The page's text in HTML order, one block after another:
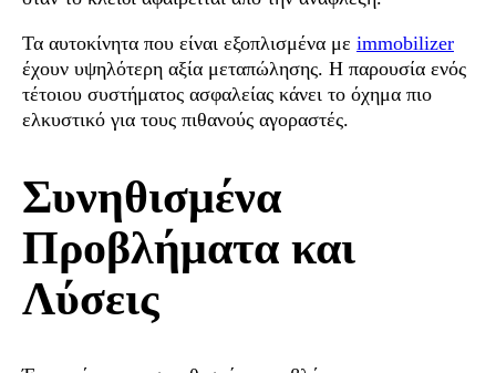
Τα αυτοκίνητα που είναι εξοπλισμένα με immobilizer
έχουν υψηλότερη αξία μεταπώλησης. Η παρουσία ενός
τέτοιου συστήματος ασφαλείας κάνει το όχημα πιο
ελκυστικό για τους πιθανούς αγοραστές.
Συνηθισμένα
Προβλήματα και
Λύσεις